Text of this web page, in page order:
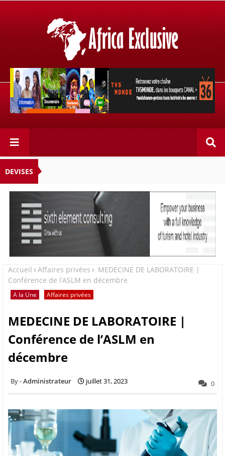
Retrouvez votre chaîne @TV5MONDE, dans les bouquets
CANAL+ 36 . Fandaharam-potoana tsara indrindra ho
anareo!
DEVISES
Accueil Affaires privées
MEDECINE DE LABORATOIRE |
Conférence de l’ASLM en décembre
A la Une Affaires privées
MEDECINE DE LABORATOIRE |
Conférence de l’ASLM en
décembre
Administrateur juillet 31, 2023 0